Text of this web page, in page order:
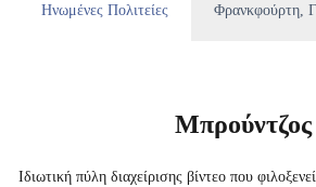
Ηνωμένες Πολιτείες Φρανκφούρτη,
Μπρούντζος
Ιδιωτική πύλη διαχείρισης βίντεο που